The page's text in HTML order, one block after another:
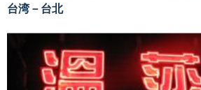
台湾－台北